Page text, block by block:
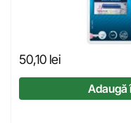
50,10 lei
Adaugă